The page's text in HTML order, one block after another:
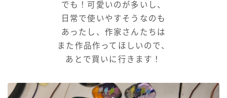
でも！可愛いのが多いし、
日常で使いやすそうなのも
あったし、作家さんたちは
また作品作ってほしいので、
あとで買いに行きます！